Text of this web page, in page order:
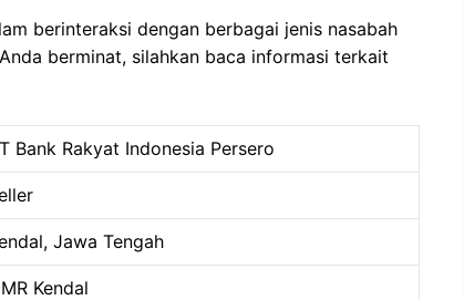
berinteraksi dengan berbagai jenis nasabah
berminat, silahkan baca informasi terkait
Bank Rakyat Indonesia Persero
Jawa Tengah
Kendal